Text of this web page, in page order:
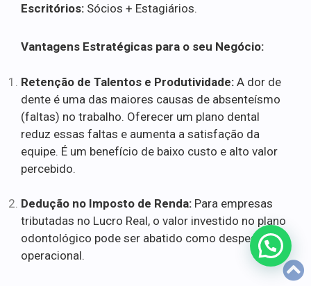
Escritórios: Sócios + Estagiários.
Vantagens Estratégicas para o seu Negócio:
Retenção de Talentos e Produtividade: A dor de
dente é uma das maiores causas de absenteísmo
(faltas) no trabalho. Oferecer um plano dental
reduz essas faltas e aumenta a satisfação da
equipe. É um benefício de baixo custo e alto valor
percebido.
Dedução no Imposto de Renda: Para empresas
tributadas no Lucro Real, o valor investido no plano
odontológico pode ser abatido como despesa
operacional.